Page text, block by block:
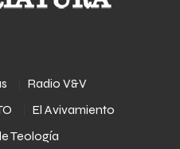
Radio V&V
El Avivamiento
Teología